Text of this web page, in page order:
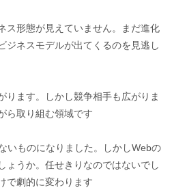
ス形態が見えていません。まだ進化
ジネスモデルが出てくるのを見逃し
ります。しかし競争相手も広がりま
ら取り組む領域です
いものになりました。しかしWebの
ょうか。任せきりなのではないでし
で劇的に変わります